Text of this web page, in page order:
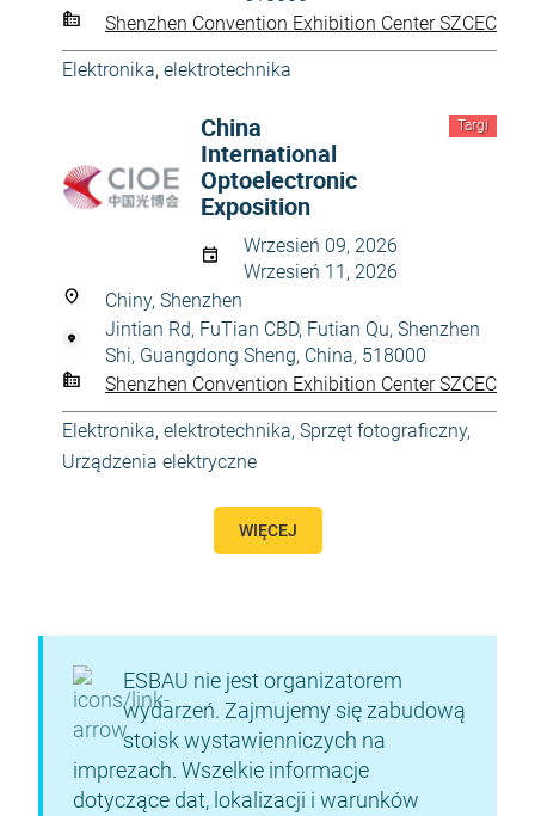
Shenzhen Convention Exhibition Center SZCEC
Elektronika, elektrotechnika
Targi
China
International
Optoelectronic
Exposition
Wrzesień 09, 2026
Wrzesień 11, 2026
Chiny, Shenzhen
Jintian Rd, FuTian CBD, Futian Qu, Shenzhen
Shi, Guangdong Sheng, China, 518000
Shenzhen Convention Exhibition Center SZCEC
Elektronika, elektrotechnika, Sprzęt fotograficzny,
Urządzenia elektryczne
WIĘCEJ
ESBAU nie jest organizatorem
wydarzeń. Zajmujemy się zabudową
stoisk wystawienniczych na
imprezach. Wszelkie informacje
dotyczące dat, lokalizacji i warunków